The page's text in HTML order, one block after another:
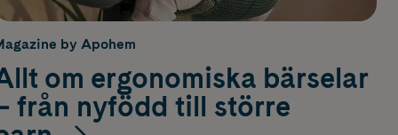
by Apohem
om ergonomiska bärselar
från nyfödd till större